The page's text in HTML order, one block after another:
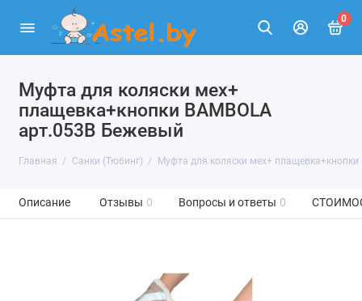
0
Муфта для коляски мех+
плащевка+кнопки BAMBOLA
арт.053В Бежевый
Главная Санки (Тюбинг) Муфта для коляски мех+ плащевка+кнопки
Описание Отзывы 0 Вопросы и ответы 0